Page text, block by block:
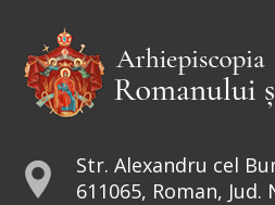
Sfântul Sfinţit
Str. Alexandru cel
611065, Roman, Jud.